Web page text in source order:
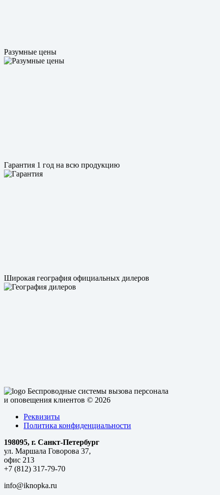
Разумные цены
Гарантия 1 год на всю продукцию
Широкая география официальных дилеров
Беспроводные системы вызова персонала
и оповещения клиентов © 2026
Реквизиты
Политика конфиденциальности
198095, г. Санкт-Петербург
ул. Маршала Говорова 37,
офис 213
+7 (812) 317-79-70
info@iknopka.ru